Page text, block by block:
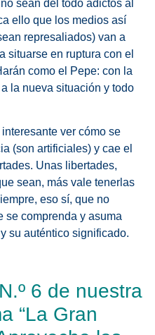
sean del todo adictos al
ello que los medios así
represaliados) van a
situarse en ruptura con el
como el Pepe: con la
la nueva situación y todo
ver cómo se
(son artificiales) y cae el
Unas libertades,
sean, más vale tenerlas
eso sí, que no
se comprenda y asuma
su auténtico significado.
6 de nuestra
“La Gran